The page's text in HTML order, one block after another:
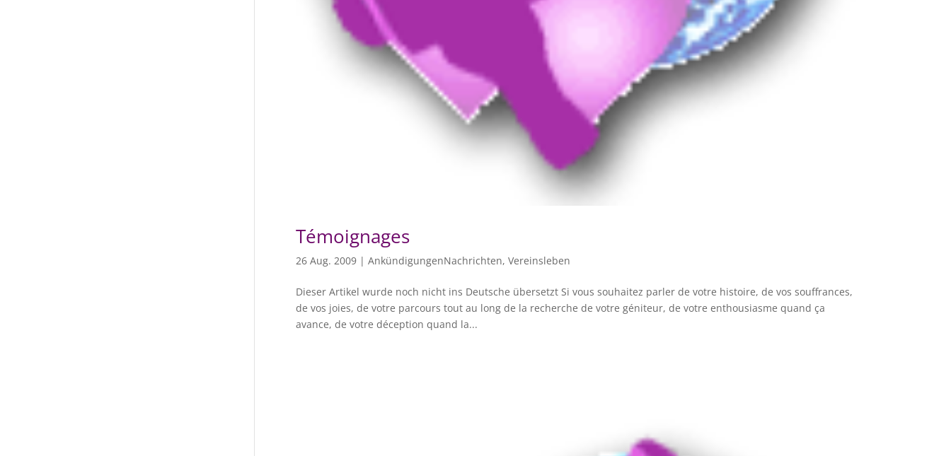
Témoignages
26 Aug. 2009| AnkündigungenNachrichten, Vereinsleben
Dieser Artikel wurde noch nicht ins Deutsche übersetzt Si vous souhaitez parler de votre histoire, de vos souffrances,
de vos joies, de votre parcours tout au long de la recherche de votre géniteur, de votre enthousiasme quand ça
avance, de votre déception quand la...